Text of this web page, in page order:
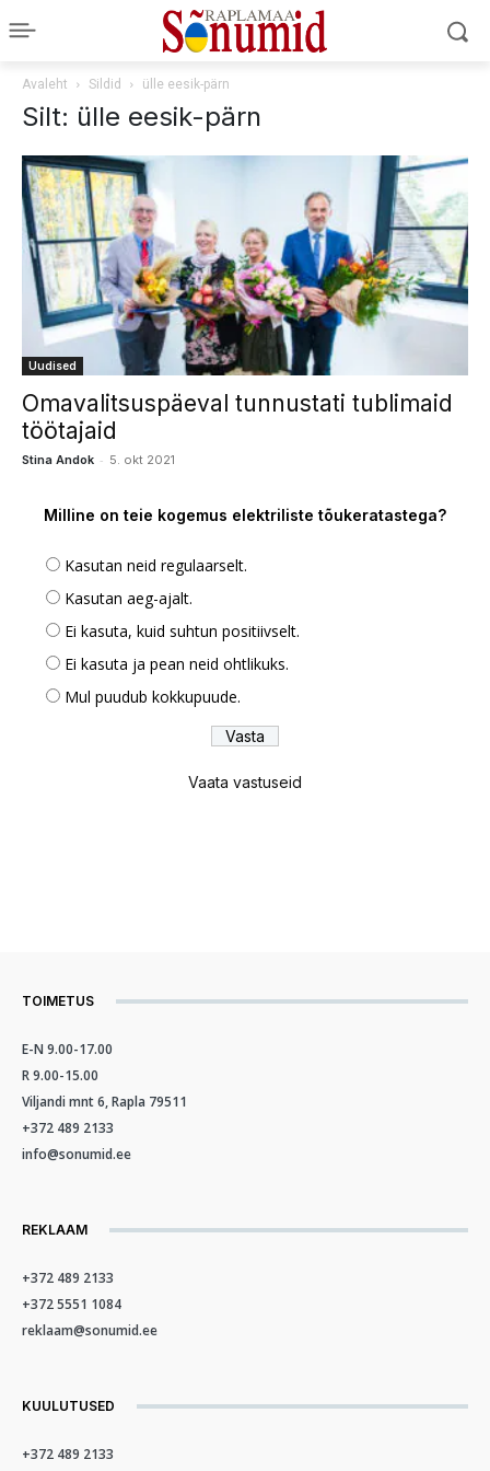
Avaleht Sildid ülle eesik-pärn
Silt: ülle eesik-pärn
Uudised
Omavalitsuspäeval tunnustati tublimaid
töötajaid
Stina Andok - 5. okt 2021
Milline on teie kogemus elektriliste tõukeratastega?
Kasutan neid regulaarselt.
Kasutan aeg-ajalt.
Ei kasuta, kuid suhtun positiivselt.
Ei kasuta ja pean neid ohtlikuks.
Mul puudub kokkupuude.
Vaata vastuseid
TOIMETUS
E-N 9.00-17.00
R 9.00-15.00
Viljandi mnt 6, Rapla 79511
+372 489 2133
info@sonumid.ee
REKLAAM
+372 489 2133
+372 5551 1084
reklaam@sonumid.ee
KUULUTUSED
+372 489 2133